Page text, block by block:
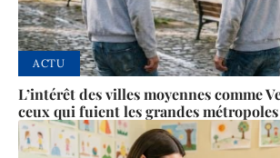
ACTU
L’intérêt des villes moyennes comme
ceux qui fuient les grandes métropoles